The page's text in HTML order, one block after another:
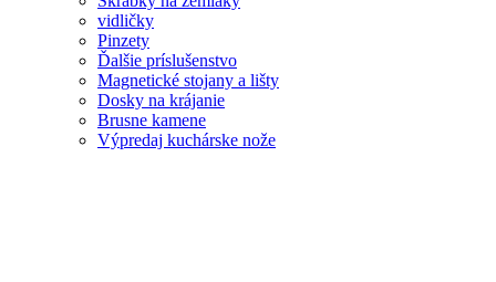
vidličky
Pinzety
Ďalšie príslušenstvo
Magnetické stojany a lišty
Dosky na krájanie
Brusne kamene
Výpredaj kuchárske nože